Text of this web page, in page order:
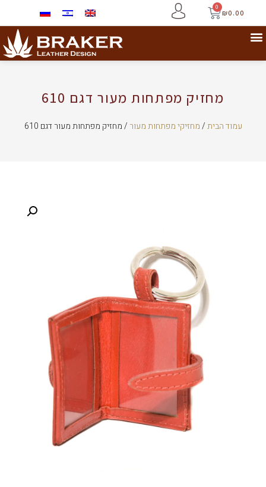
₪0.00
0
מחזיק מפתחות מעור דגם 610
עמוד הבית/מחזיקי מפתחות מעור/ מחזיק מפתחות מעור דגם 610